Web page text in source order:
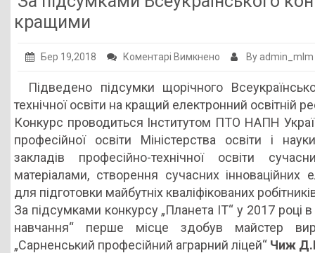
Публічна інформація
Галерея
НМЦ ПТО України
кращими
Бер 19,2018 Коментарі Вимкнено до
підсумками
Всеукраїнського
конкурсу
„Планета
ІТ“
2017
року
визнані
кращими
By admin_mlm
Підведено підсумки щорічного
технічної освіти на кращий електронний освітній
Конкурс проводиться Інститутом ПТО НАПН
професійної освіти Міністерства освіти і
закладів професійно-технічної освіти
матеріалами, створення сучасних інноваційних
для підготовки майбутніх кваліфікованих
За підсумками конкурсу „Планета ІТ“ у 2017 році в
навчання“ перше місце здобув майстер
„Сарненський професійний аграрний ліцей“ Чиж